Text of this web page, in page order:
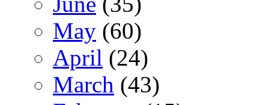
May (60)
April (24)
March (43)